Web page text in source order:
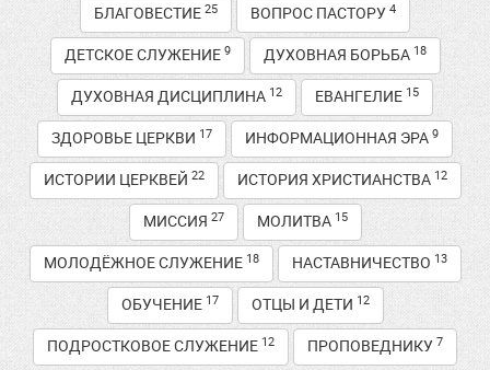
БЛАГОВЕСТИЕ 25 ВОПРОС ПАСТОРУ 4
ДЕТСКОЕ СЛУЖЕНИЕ 9 ДУХОВНАЯ БОРЬБА 18
ДУХОВНАЯ ДИСЦИПЛИНА 12 ЕВАНГЕЛИЕ 15
ЗДОРОВЬЕ ЦЕРКВИ 17 ИНФОРМАЦИОННАЯ ЭРА 9
ИСТОРИИ ЦЕРКВЕЙ 22 ИСТОРИЯ ХРИСТИАНСТВА 12
МИССИЯ 27 МОЛИТВА 15
МОЛОДЁЖНОЕ СЛУЖЕНИЕ 18 НАСТАВНИЧЕСТВО 13
ОБУЧЕНИЕ 17 ОТЦЫ И ДЕТИ 12
ПОДРОСТКОВОЕ СЛУЖЕНИЕ 12 ПРОПОВЕДНИКУ 7